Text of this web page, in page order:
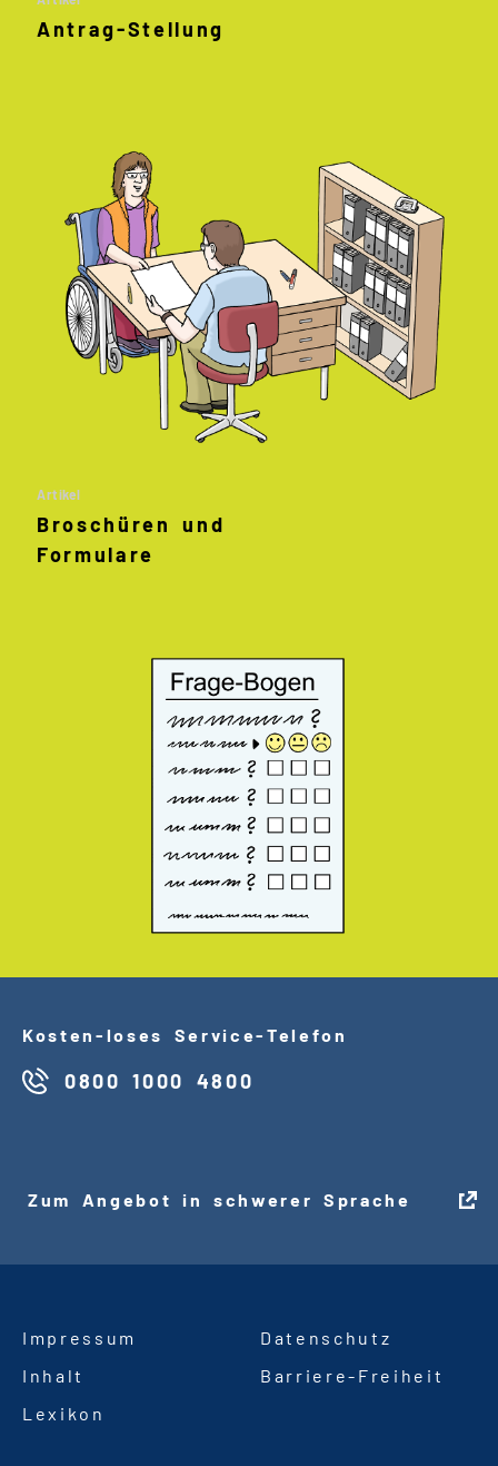
Antrag-Stellung
Artikel
Broschüren und
Formulare
Kosten - loses Service-Telefon
0800 1000 4800
Zum Angebot in schwerer Sprache
Impressum
Datenschutz
Inhalt
Barriere- Freiheit
Lexikon